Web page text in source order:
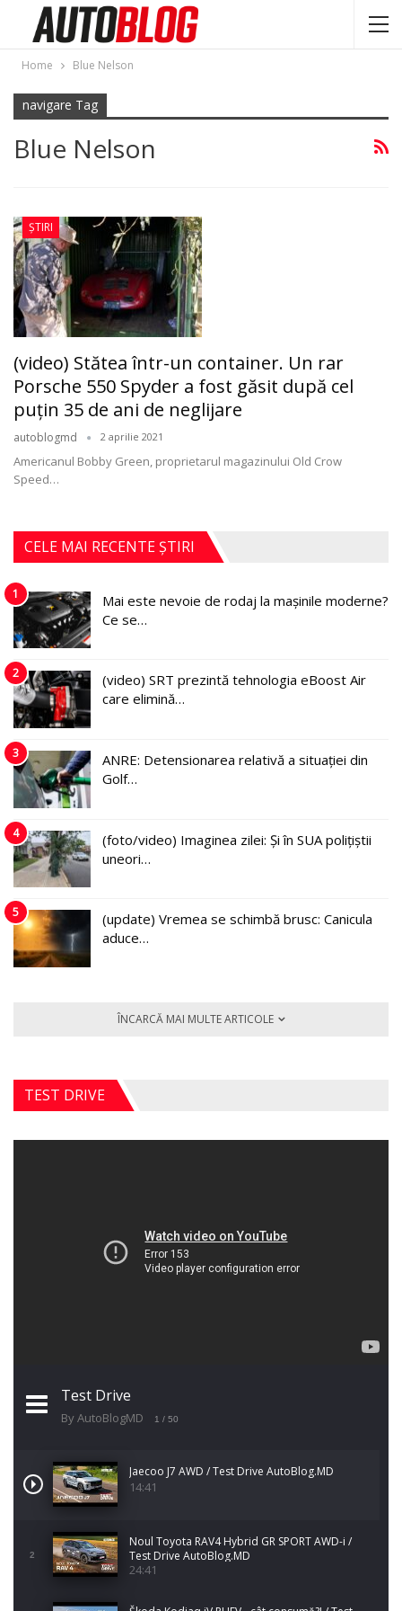
Home Blue Nelson
navigare Tag
Blue Nelson
ȘTIRI
(video) Stătea într-un container. Un rar
Porsche 550 Spyder a fost găsit după cel
puţin 35 de ani de neglijare
autoblogmd 2 aprilie 2021
Americanul Bobby Green, proprietarul magazinului Old Crow
Speed…
CELE MAI RECENTE ȘTIRI
1
Mai este nevoie de rodaj la mașinile moderne?
Ce se…
2
(video) SRT prezintă tehnologia eBoost Air
care elimină…
3
ANRE: Detensionarea relativă a situației din
Golf…
4
(foto/video) Imaginea zilei: Și în SUA polițiștii
uneori…
5
(update) Vremea se schimbă brusc: Canicula
aduce…
ÎNCARCĂ MAI MULTE ARTICOLE
TEST DRIVE
Test Drive
By AutoBlogMD 1 / 50
Jaecoo J7 AWD / Test Drive AutoBlog.MD
14:41
2
Noul Toyota RAV4 Hybrid GR SPORT AWD-i /
Test Drive AutoBlog.MD
24:41